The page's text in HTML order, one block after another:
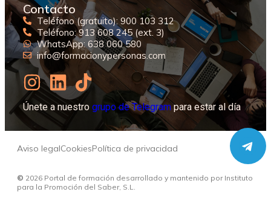
Contacto
Teléfono (gratuito): 900 103 312
Teléfono: 913 608 245 (ext. 3)
WhatsApp: 638 060 580
info@formacionypersonas.com
Únete a nuestro grupo de Telegrampara estar al día
Aviso legalCookiesPolítica de privacidad
© 2026 Portal de formación desarrollado y mantenido por Instituto
para la Promoción del Saber, S.L.